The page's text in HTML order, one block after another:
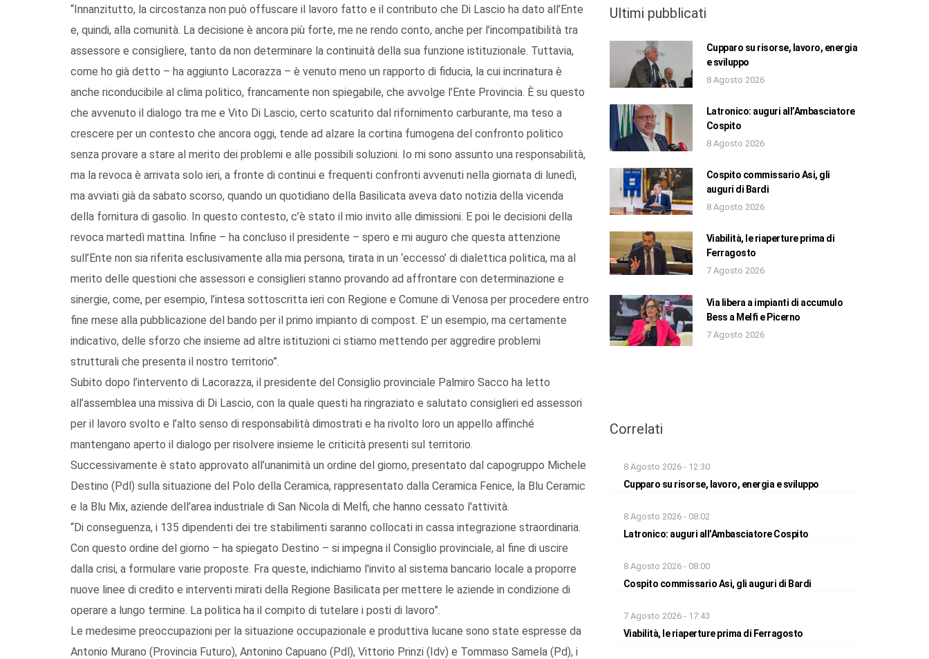
“Innanzitutto, la circostanza non può offuscare il lavoro fatto e il contributo che Di Lascio ha dato all’Ente
e, quindi, alla comunità. La decisione è ancora più forte, me ne rendo conto, anche per l’incompatibilità tra
assessore e consigliere, tanto da non determinare la continuità della sua funzione istituzionale. Tuttavia,
come ho già detto – ha aggiunto Lacorazza – è venuto meno un rapporto di fiducia, la cui incrinatura è
anche riconducibile al clima politico, francamente non spiegabile, che avvolge l’Ente Provincia. È su questo
che avvenuto il dialogo tra me e Vito Di Lascio, certo scaturito dal rifornimento carburante, ma teso a
crescere per un contesto che ancora oggi, tende ad alzare la cortina fumogena del confronto politico
senza provare a stare al merito dei problemi e alle possibili soluzioni. Io mi sono assunto una responsabilità,
ma la revoca è arrivata solo ieri, a fronte di continui e frequenti confronti avvenuti nella giornata di lunedì,
ma avviati già da sabato scorso, quando un quotidiano della Basilicata aveva dato notizia della vicenda
della fornitura di gasolio. In questo contesto, c’è stato il mio invito alle dimissioni. E poi le decisioni della
revoca martedì mattina. Infine – ha concluso il presidente – spero e mi auguro che questa attenzione
sull’Ente non sia riferita esclusivamente alla mia persona, tirata in un ‘eccesso’ di dialettica politica, ma al
merito delle questioni che assessori e consiglieri stanno provando ad affrontare con determinazione e
sinergie, come, per esempio, l’intesa sottoscritta ieri con Regione e Comune di Venosa per procedere entro
fine mese alla pubblicazione del bando per il primo impianto di compost. E’ un esempio, ma certamente
indicativo, delle sforzo che insieme ad altre istituzioni ci stiamo mettendo per aggredire problemi
strutturali che presenta il nostro territorio”.
Subito dopo l’intervento di Lacorazza, il presidente del Consiglio provinciale Palmiro Sacco ha letto
all’assemblea una missiva di Di Lascio, con la quale questi ha ringraziato e salutato consiglieri ed assessori
per il lavoro svolto e l’alto senso di responsabilità dimostrati e ha rivolto loro un appello affinché
mantengano aperto il dialogo per risolvere insieme le criticità presenti sul territorio.
Successivamente è stato approvato all’unanimità un ordine del giorno, presentato dal capogruppo Michele
Destino (Pdl) sulla situazione del Polo della Ceramica, rappresentato dalla Ceramica Fenice, la Blu Ceramic
e la Blu Mix, aziende dell’area industriale di San Nicola di Melfi, che hanno cessato l'attività.
“Di conseguenza, i 135 dipendenti dei tre stabilimenti saranno collocati in cassa integrazione straordinaria.
Con questo ordine del giorno – ha spiegato Destino – si impegna il Consiglio provinciale, al fine di uscire
dalla crisi, a formulare varie proposte. Fra queste, indichiamo l'invito al sistema bancario locale a proporre
nuove linee di credito e interventi mirati della Regione Basilicata per mettere le aziende in condizione di
operare a lungo termine. La politica ha il compito di tutelare i posti di lavoro”.
Le medesime preoccupazioni per la situazione occupazionale e produttiva lucane sono state espresse da
Antonio Murano (Provincia Futuro), Antonino Capuano (Pdl), Vittorio Prinzi (Idv) e Tommaso Samela (Pd), i
Ultimi pubblicati
Cupparo su risorse, lavoro, energia
e sviluppo
8 Agosto 2026
Latronico: auguri all’Ambasciatore
Cospito
8 Agosto 2026
Cospito commissario Asi, gli
auguri di Bardi
8 Agosto 2026
Viabilità, le riaperture prima di
Ferragosto
7 Agosto 2026
Via libera a impianti di accumulo
Bess a Melfi e Picerno
7 Agosto 2026
Correlati
8 Agosto 2026 - 12:30
Cupparo su risorse, lavoro, energia e sviluppo
8 Agosto 2026 - 08:02
Latronico: auguri all’Ambasciatore Cospito
8 Agosto 2026 - 08:00
Cospito commissario Asi, gli auguri di Bardi
7 Agosto 2026 - 17:43
Viabilità, le riaperture prima di Ferragosto